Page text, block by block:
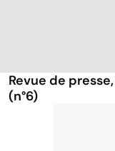
Revue de
(n°6)